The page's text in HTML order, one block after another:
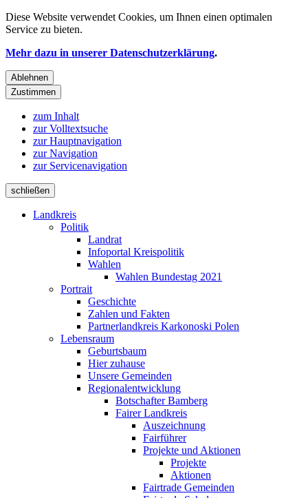
Diese Website verwendet Cookies, um Ihnen einen optimalen
Service zu bieten.
Mehr dazu in unserer Datenschutzerklärung.
Ablehnen
Zustimmen
zum Inhalt
zur Volltextsuche
zur Hauptnavigation
zur Navigation
zur Servicenavigation
schließen
Landkreis
Politik
Landrat
Infoportal Kreispolitik
Wahlen
Wahlen Bundestag 2021
Portrait
Geschichte
Zahlen und Fakten
Partnerlandkreis Karkonoski Polen
Lebensraum
Geburtsbaum
Hier zuhause
Unsere Gemeinden
Regionalentwicklung
Botschafter Bamberg
Fairer Landkreis
Auszeichnung
Fairführer
Projekte und Aktionen
Projekte
Aktionen
Fairtrade Gemeinden